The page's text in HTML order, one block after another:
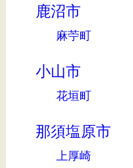
鹿沼市
麻苧町
小山市
花垣町
那須塩原市
上厚崎